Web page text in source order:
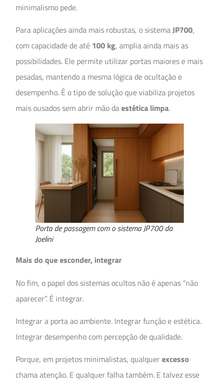
minimalismo pede.
Para aplicações ainda mais robustas, o sistemaJP700,
com capacidade de até 100 kg, amplia ainda mais as
possibilidades. Ele permite utilizar portas maiores e mais
pesadas, mantendo a mesma lógica de ocultação e
desempenho. É o tipo de solução que viabiliza projetos
mais ousados sem abrir mão daestética limpa.
Porta de passagem com o sistema JP700 da
Joelini
Mais do que esconder, integrar
No fim, o papel dos sistemas ocultos não é apenas “não
aparecer”. É integrar.
Integrar a porta ao ambiente. Integrar função e estética.
Integrar desempenho com percepção de qualidade.
Porque, em projetos minimalistas, qualquerexcesso
chama atenção. E qualquer falha também. E talvez esse